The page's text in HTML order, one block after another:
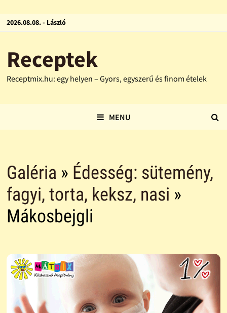
2026.08.08. - László
Receptek
Receptmix.hu: egy helyen – Gyors, egyszerű és finom ételek
MENU
Galéria » Édesség: sütemény,
fagyi, torta, keksz, nasi »
Mákosbejgli